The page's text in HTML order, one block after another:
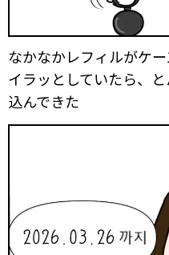
なかなかレフィルがケ
イラッとしていたら、
込んできた